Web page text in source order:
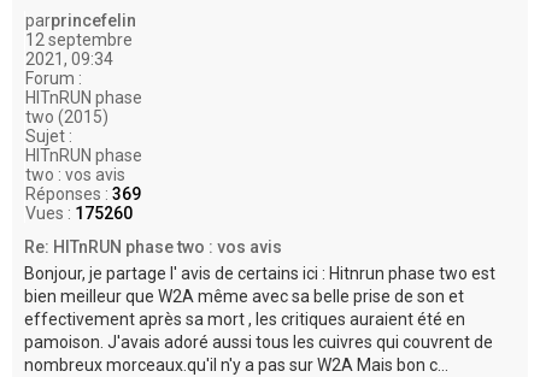
parprincefelin
12 septembre
2021, 09:34
Forum :
HITnRUN phase
two (2015)
Sujet :
HITnRUN phase
two : vos avis
Réponses : 369
Vues : 175260
Re: HITnRUN phase two : vos avis
Bonjour, je partage l' avis de certains ici : Hitnrun phase two est
bien meilleur que W2A même avec sa belle prise de son et
effectivement après sa mort , les critiques auraient été en
pamoison. J'avais adoré aussi tous les cuivres qui couvrent de
nombreux morceaux.qu'il n'y a pas sur W2A Mais bon c...